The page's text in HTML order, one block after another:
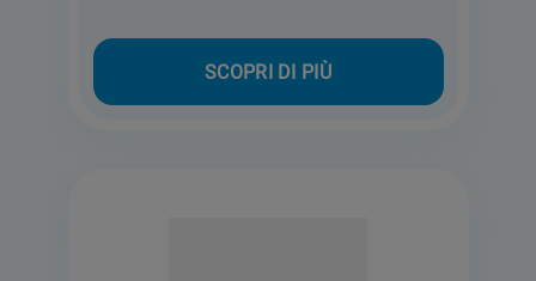
SCOPRI DI PIÙ